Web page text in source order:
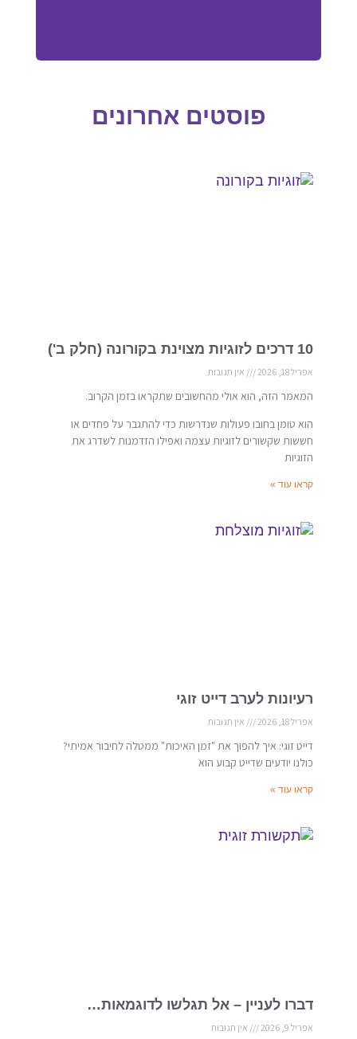
פוסטים אחרונים
10 דרכים לזוגיות מצוינת בקורונה (חלק ב')
אפריל 18, 2026 אין תגובות
המאמר הזה, הוא אולי מהחשובים שתקראו בזמן הקרוב.
הוא טומן בחובו פעולות שנדרשות כדי להתגבר על פחדים או
חששות שקשורים לזוגיות עצמה ואפילו הזדמנות לשדרג את
הזוגיות
קראו עוד »
רעיונות לערב דייט זוגי
אפריל 18, 2026 אין תגובות
דייט זוגי: איך להפוך את "זמן האיכות" ממטלה לחיבור אמיתי?
כולנו יודעים שדייט קבוע הוא
קראו עוד »
דברו לעניין – אל תגלשו לדוגמאות…
אפריל 9, 2026 אין תגובות